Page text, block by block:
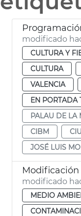
modificado
CULTURA Y
CULTURA
VALENCIA
EN PORTADA
PALAU DE LA
CIBM
JOSÉ LUIS
modificado
MEDIO